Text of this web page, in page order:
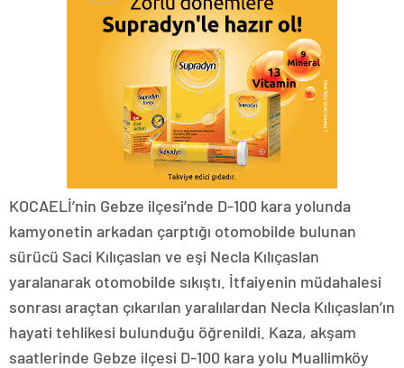
KOCAELİ’nin Gebze ilçesi’nde D-100 kara yolunda
kamyonetin arkadan çarptığı otomobilde bulunan
sürücü Saci Kılıçaslan ve eşi Necla Kılıçaslan
yaralanarak otomobilde sıkıştı. İtfaiyenin müdahalesi
sonrası araçtan çıkarılan yaralılardan Necla Kılıçaslan’ın
hayati tehlikesi bulunduğu öğrenildi. Kaza, akşam
saatlerinde Gebze ilçesi D-100 kara yolu Muallimköy